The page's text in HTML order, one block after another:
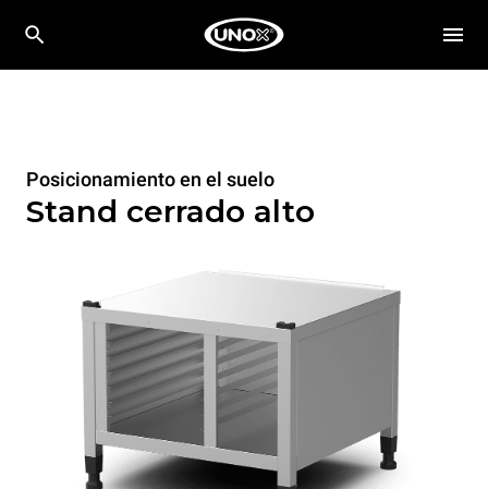
Posicionamiento en el suelo
Stand cerrado alto